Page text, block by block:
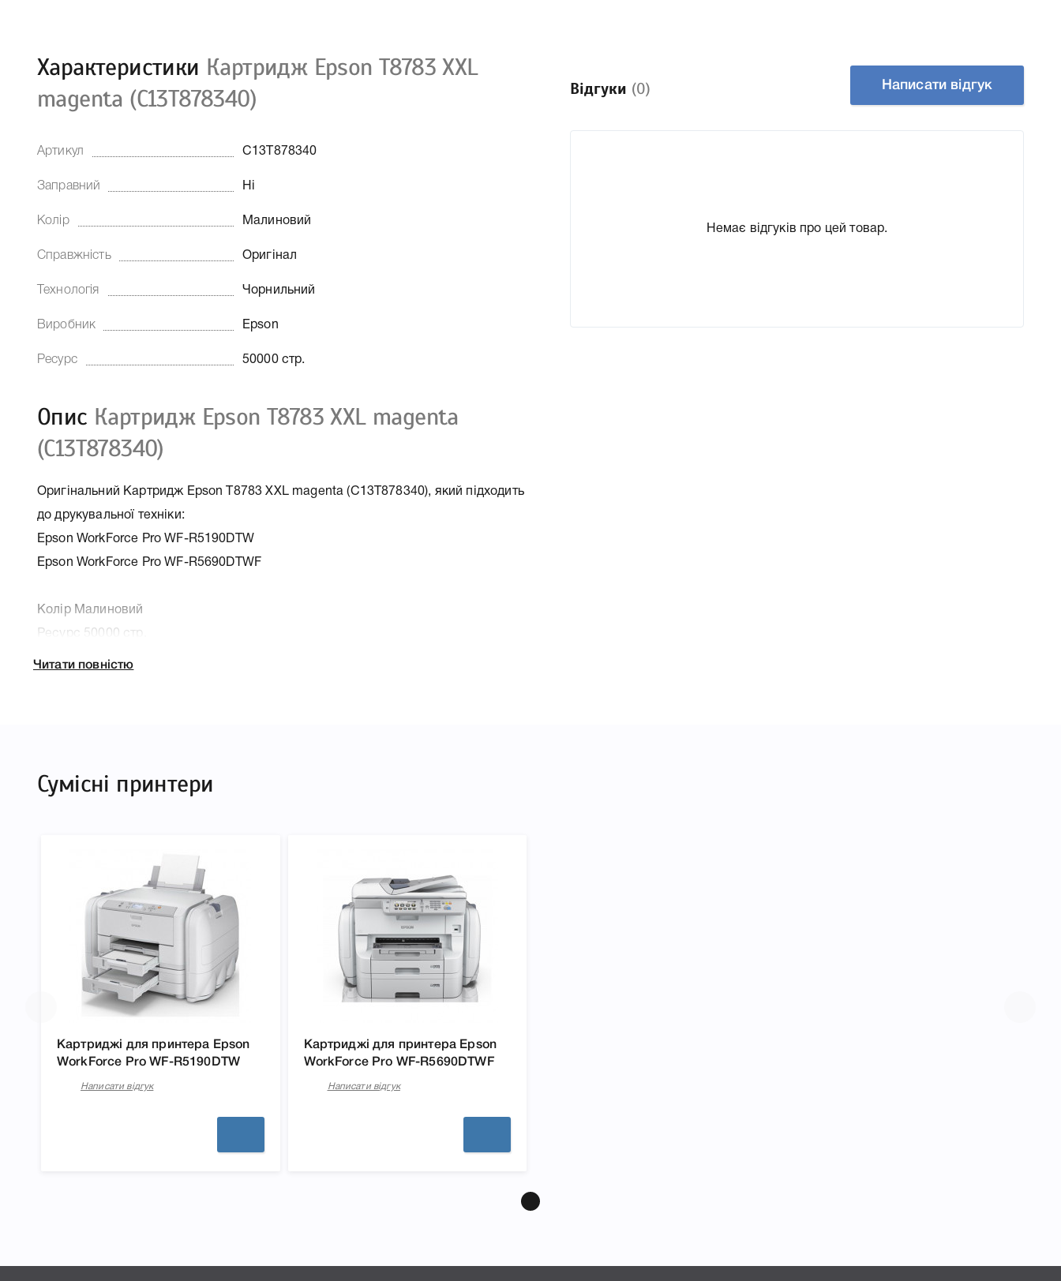
Характеристики Картридж Epson T8783 XXL
magenta (C13T878340)
Артикул C13T878340
Заправний Ні
Колір Малиновий
Справжність Оригінал
Технологія Чорнильний
Виробник Epson
Ресурс 50000 стр.
Опис Картридж Epson T8783 XXL magenta
(C13T878340)
Оригінальний Картридж Epson T8783 XXL magenta (C13T878340), який підходить
до друкувальної техніки:
Epson WorkForce Pro WF-R5190DTW
Epson WorkForce Pro WF-R5690DTWF
Колір Малиновий
Ресурс 50000 стр.
Справжність Оригінал
До Картридж Epson T8783 XXL magenta (C13T878340) ми підготували докладні
характеристики, список друкувальної техніки, до якого підходить Картридж
Читати повністю
Відгуки (0) Написати відгук
Немає відгуків про цей товар.
Сумісні принтери
Картриджі для принтера Epson
WorkForce Pro WF-R5190DTW
Написати відгук
Картриджі для принтера Epson
WorkForce Pro WF-R5690DTWF
Написати відгук